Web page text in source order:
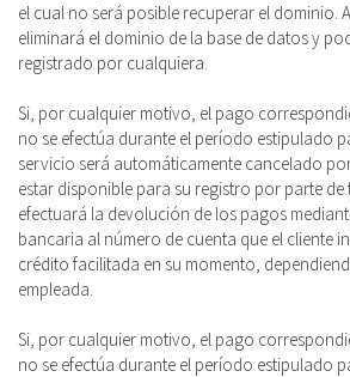
el cual no será posible recuperar el dominio.
eliminará el dominio de la base de datos y
registrado por cualquiera.
Si, por cualquier motivo, el pago
no se efectúa durante el período estipulado
servicio será automáticamente cancelado
estar disponible para su registro por parte de
efectuará la devolución de los pagos
bancaria al número de cuenta que el cliente
crédito facilitada en su momento,
empleada.
Si, por cualquier motivo, el pago
no se efectúa durante el período estipulado